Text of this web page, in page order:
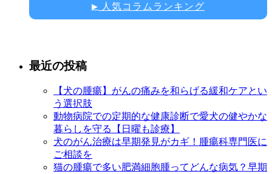
▶ 人気コラムランキング
最近の投稿
【犬の腫瘍】がんの痛みを和らげる緩和ケアとい
う選択肢
動物病院での定期的な健康診断で愛犬の健やかな
暮らしを守る【日曜も診療】
犬のがん治療は早期発見がカギ！腫瘍科専門医に
ご相談を
猫の腫瘍で多い肥満細胞腫ってどんな病気？早期